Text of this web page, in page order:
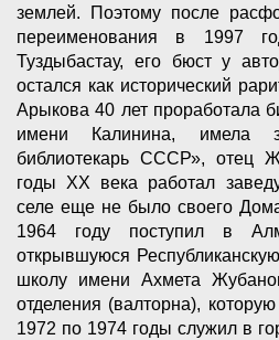
землей. Поэтому после
переименования в 1997
Туздыбастау, его бюст у
остался как исторический
Арыкова 40 лет проработала
имени Калинина, имела
библиотекарь СССР», отец
годы ХХ века работал
селе еще не было своего
1964 году поступил в
открывшуюся
школу имени Ахмета
отделения (валторна),
1972 по 1974 годы служил в